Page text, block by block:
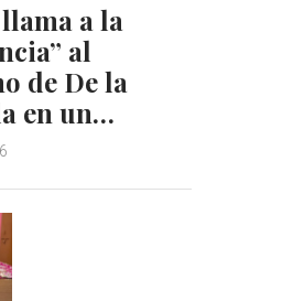
a la
al
de De la
en un…